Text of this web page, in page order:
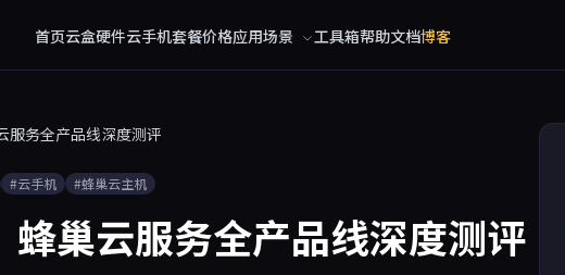
首页云盒硬件云手机套餐价格应用场景 工具箱帮助文档博客
服务全产品线深度测评
#云手机 #蜂巢云主机
蜂巢云服务全产品线深度测评